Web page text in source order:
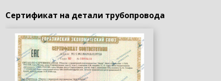
Сертификат на детали трубопровода